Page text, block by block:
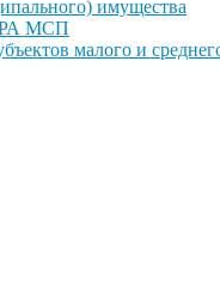
имущества
МСП
малого и